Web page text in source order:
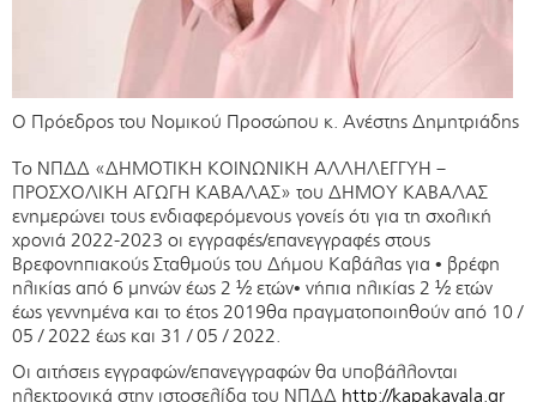
Ο Πρόεδρος του Νομικού Προσώπου κ. Ανέστης Δημητριάδης
Tο ΝΠΔΔ «ΔΗΜΟΤΙΚΗ ΚΟΙΝΩΝΙΚΗ ΑΛΛΗΛΕΓΓΥΗ –
ΠΡΟΣΧΟΛΙΚΗ ΑΓΩΓΗ ΚΑΒΑΛΑΣ» του ΔΗΜΟΥ ΚΑΒΑΛΑΣ
ενημερώνει τους ενδιαφερόμενους γονείς ότι για τη σχολική
χρονιά 2022-2023 οι εγγραφές/επανεγγραφές στους
Βρεφονηπιακούς Σταθμούς του Δήμου Καβάλας για • βρέφη
ηλικίας από 6 μηνών έως 2 ½ ετών• νήπια ηλικίας 2 ½ ετών
έως γεννημένα και το έτος 2019θα πραγματοποιηθούν από 10 /
05 / 2022 έως και 31 / 05 / 2022.
Οι αιτήσεις εγγραφών/επανεγγραφών θα υποβάλλονται
ηλεκτρονικά στην ιστοσελίδα του ΝΠΔΔ http://kapakavala.gr